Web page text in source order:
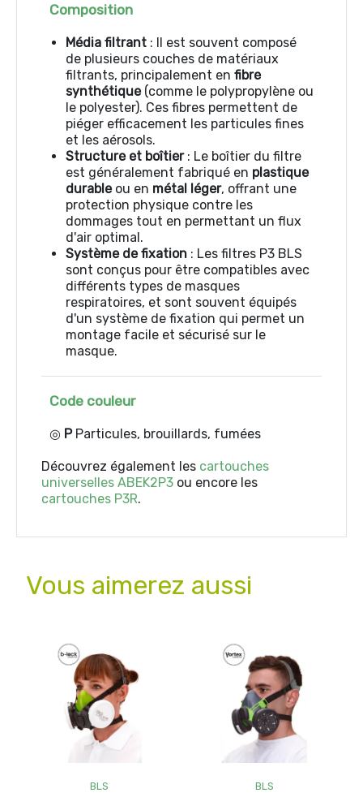
Composition
Média filtrant : Il est souvent composé
de plusieurs couches de matériaux
filtrants, principalement en fibre
synthétique(comme le polypropylène ou
le polyester). Ces fibres permettent de
piéger efficacement les particules fines
et les aérosols.
Structure et boîtier: Le boîtier du filtre
est généralement fabriqué en plastique
durableou en métal léger, offrant une
protection physique contre les
dommages tout en permettant un flux
d'air optimal.
Système de fixation : Les filtres P3 BLS
sont conçus pour être compatibles avec
différents types de masques
respiratoires, et sont souvent équipés
d'un système de fixation qui permet un
montage facile et sécurisé sur le
masque.
Code couleur
◎ P Particules, brouillards, fumées
Découvrez également les cartouches
universelles ABEK2P3 ou encore les
cartouches P3R.
Vous aimerez aussi
BLS BLS